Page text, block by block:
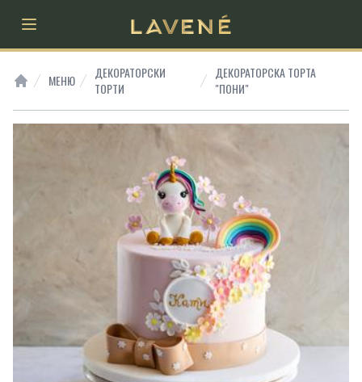
Open main menu
МЕНЮ
ДЕКОРАТОРСКИ
ТОРТИ
ДЕКОРАТОРСКА ТОРТА
"ПОНИ"